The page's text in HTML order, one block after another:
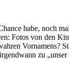
habe, noch
Fotos von den
Vornamens?
zu